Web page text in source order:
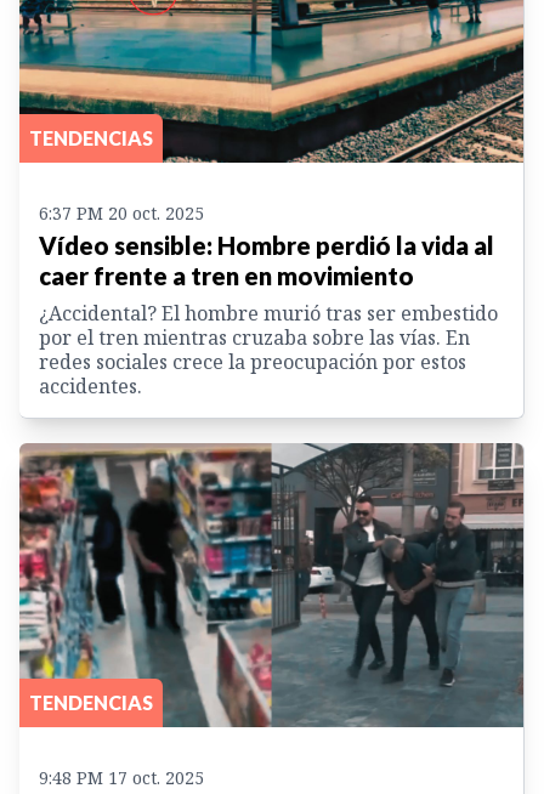
TENDENCIAS
6:37 PM 20 oct. 2025
Vídeo sensible: Hombre perdió la vida al
caer frente a tren en movimiento
¿Accidental? El hombre murió tras ser embestido
por el tren mientras cruzaba sobre las vías. En
redes sociales crece la preocupación por estos
accidentes.
TENDENCIAS
9:48 PM 17 oct. 2025